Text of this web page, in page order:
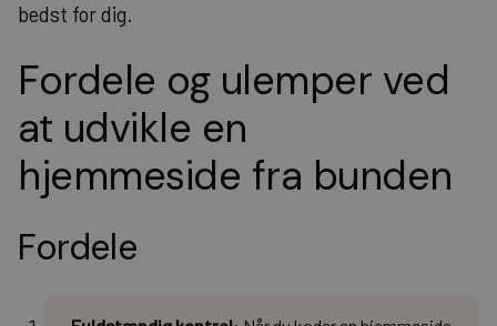
bedst for dig.
Fordele og ulemper ved
at udvikle en
hjemmeside fra bunden
Fordele